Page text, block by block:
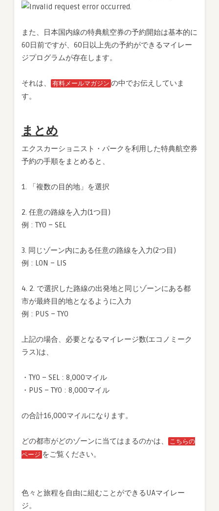
また、日本国内線の特典航空券の予約開始は基本的に
60日前ですが、60日以上先の予約ができるマイレー
ジプログラムが存在します。
それは、 有料メールマガジン の中でお伝えしていま
す。
まとめ
エクスカーショニスト・パークを利用した特典航空券
予約の手順をまとめると、
1. 「複数の目的地」を選択
2. 任意の路線を入力(1つ目)
例 : TYO – SEL
3. 同じゾーン内にある任意の路線を入力(2つ目)
例 : LON – LIS
4. 2. で選択した路線の出発地と同じゾーンにある都
市が最終目的地となるように入力
例 : PUS – TYO
上記の場合、必要となるマイレージ数(エコノミーク
ラス)は、
・TYO – SEL : 8,000マイル
・PUS – TYO : 8,000マイル
の合計16,000マイルになります。
どの都市がどのゾーンに当てはまるのかは、
こちらの
ページ をご覧ください。
色々と旅程を自由に組むことができるUAマイレー
ジ。